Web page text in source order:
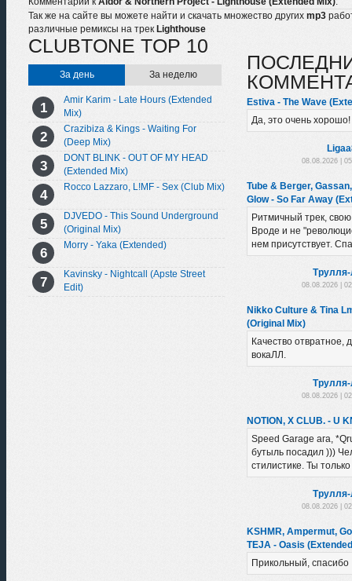
Так же на сайте вы можете найти и скачать множество других mp3
различные ремиксы на трек Lighthouse
CLUBTONE TOP 10
За день За неделю
Amir Karim - Late Hours (Extended
Mix)
Crazibiza & Kings - Waiting For
(Deep Mix)
DONT BLINK - OUT OF MY HEAD
(Extended Mix)
Rocco Lazzaro, L!MF - Sex (Club Mix)
DJVEDO - This Sound Underground
(Original Mix)
Morry - Yaka (Extended)
Kavinsky - Nightcall (Apste Street
Edit)
Estiva - The Wave
Да, это очень хорошо!
08.08.2026 |
Tube & Berger,
Glow - So Far Away
Ритмичный трек,
Вроде и не
нем присутствует.
08.08.2026 |
Nikko Culture & Tina
(Original Mix)
Качество отвратное,
вокаЛЛ.
08.08.2026 |
NOTION, X CLUB. - U
Speed Garage ага,
бутыль посадил )))
стилистике. Ты
08.08.2026 |
KSHMR, Ampermut,
TEJA - Oasis
Прикольный, спасибо